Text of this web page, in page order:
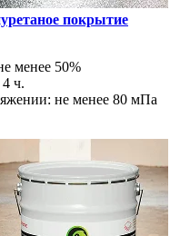
покрытие
менее 50%
ч.
не менее 80 мПа